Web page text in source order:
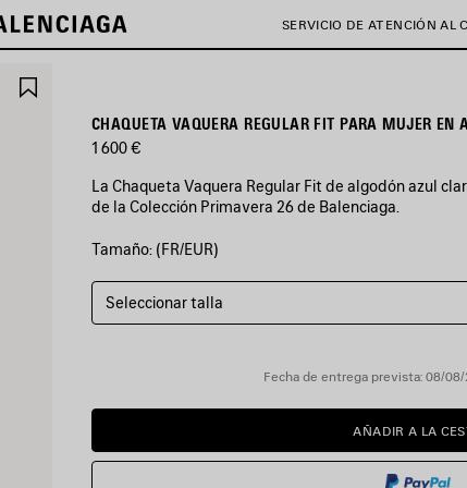
SERVICIO DE ATENCIÓN AL
FAVORITOSCHAQUETA VAQUERA REGULAR FIT PARA MUJER EN
1 600 €
La Chaqueta Vaquera Regular Fit de algodón azul
de la Colección Primavera 26 de Balenciaga.
COLORES
AZUL
CLARO
CON
Claro
efecto
Tamaño: (FR/EUR)
Seleccionar talla
Fecha de entrega prevista: 08/
AÑADIR
A
AÑADIR A LAPOR
FAVOR,